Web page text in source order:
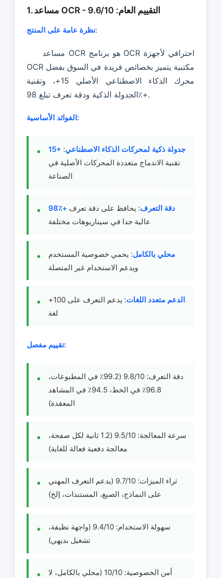
1. مساعد OCR - التقييم العام: 9.6/10
نظرة عامة على المنتج:
مساعد OCR هو برنامج OCR احترافي لأجهزة
OCR مكتبية يتميز بخصائص فريدة في السوق بفضل
محرك الذكاء الاصطناعي الأصلي 15+، وتقنية
الجدولة الذكية ودقة تعرف تبلغ 98٪+.
الفوائد الأساسية:
15+ جدولة ذكية لمحركات الذكاء الاصطناعي:
تقنية الاندماج متعددة المحركات الأصلية في
الصناعة
98٪+ دقة التعرف: يحافظ على دقة تعرف
عالية جدا في سيناريوهات مختلفة
محلي بالكامل: يحمي خصوصية المستخدم
ويدعم الاستخدام غير المتصلة
الدعم متعدد اللغات
: يدعم التعرف على 100+
لغة
تقييم مفصل:
دقة التعرف: 9.8/10 (99.2٪ في المطبوعات،
96.8٪ في الخط، 94.5٪ في المشاهد
المعقدة)
سرعة المعالجة: 9.5/10 (1.2 ثانية لكل صفحة،
معالجة دفعية فعالة للغاية)
ثراء الميزات: 9.7/10 (يدعم التعرف المهني
على النماذج، الصيغ، المستندات، إلخ)
سهولة الاستخدام: 9.4/10 (واجهة نظيفة،
تشغيل بديهي)
أمن الخصوصية: 10/10 (محلي بالكامل، لا